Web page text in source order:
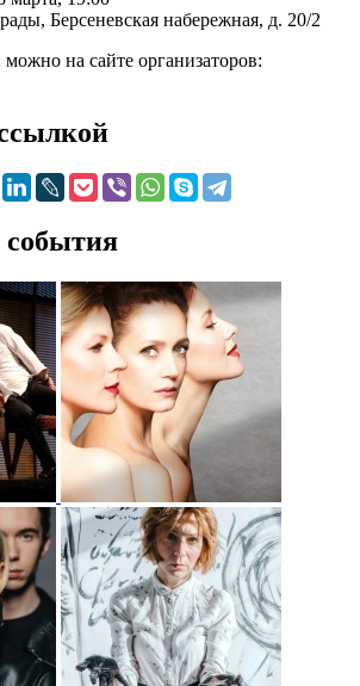
Берсеневская набережная, д. 20/2
на сайте организаторов: